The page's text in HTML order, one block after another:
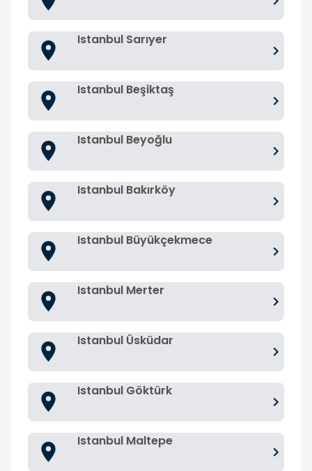
Istanbul Sarıyer
Istanbul Beşiktaş
Istanbul Beyoğlu
Istanbul Bakırköy
Istanbul Büyükçekmece
Istanbul Merter
Istanbul Üsküdar
Istanbul Göktürk
Istanbul Maltepe